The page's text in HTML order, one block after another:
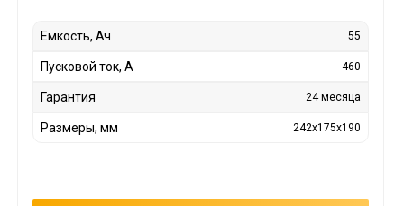
Емкость, Ач 55
Пусковой ток, А 460
Гарантия 24 месяца
Размеры, мм 242x175x190